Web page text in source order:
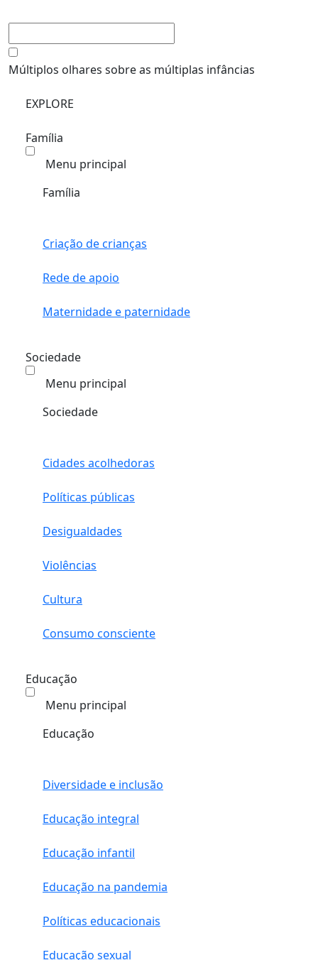
Múltiplos olhares sobre as múltiplas infâncias
EXPLORE
Família
Menu principal
Família
Criação de crianças
Rede de apoio
Maternidade e paternidade
Sociedade
Menu principal
Sociedade
Cidades acolhedoras
Políticas públicas
Desigualdades
Violências
Cultura
Consumo consciente
Educação
Menu principal
Educação
Diversidade e inclusão
Educação integral
Educação infantil
Educação na pandemia
Políticas educacionais
Educação sexual